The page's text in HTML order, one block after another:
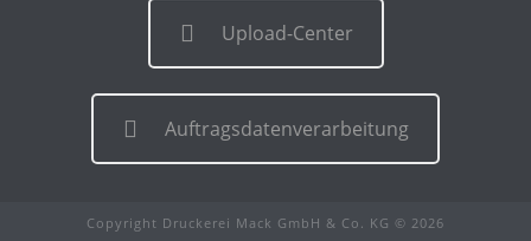
Upload-Center
Auftragsdatenverarbeitung
Copyright Druckerei Mack GmbH & Co. KG © 2026